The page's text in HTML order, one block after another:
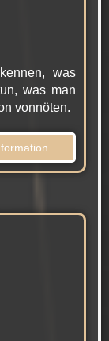
was
was man
vonnöten.